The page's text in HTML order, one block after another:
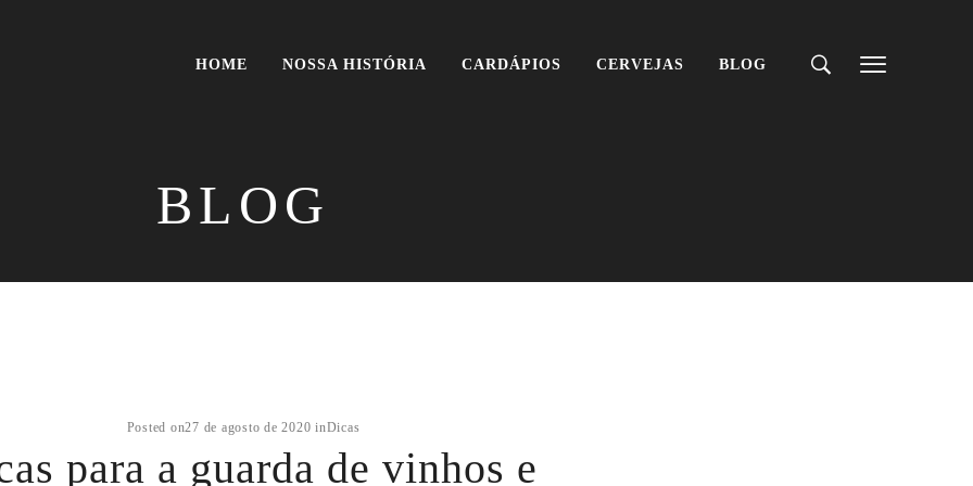
HOME NOSSA HISTÓRIA CARDÁPIOS CERVEJAS BLOG
BLOG
Posted on27 de agosto de 2020 inDicas
para a guarda de vinhos e